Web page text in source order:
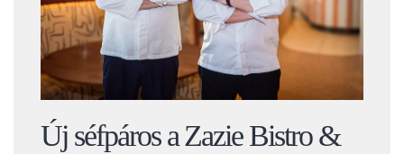
Új séfpáros a Zazie Bistro &